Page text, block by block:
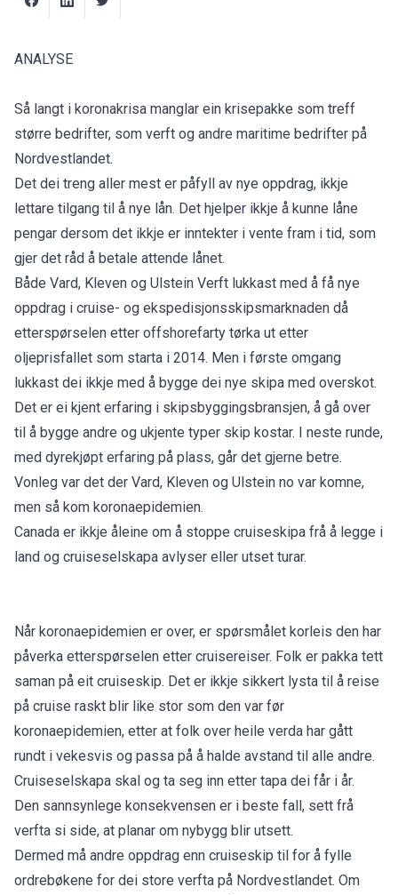
ANALYSE
Så langt i koronakrisa manglar ein krisepakke som treff
større bedrifter, som verft og andre maritime bedrifter på
Nordvestlandet.
Det dei treng aller mest er påfyll av nye oppdrag, ikkje
lettare tilgang til å nye lån. Det hjelper ikkje å kunne låne
pengar dersom det ikkje er inntekter i vente fram i tid, som
gjer det råd å betale attende lånet.
Både Vard, Kleven og Ulstein Verft lukkast med å få nye
oppdrag i cruise- og ekspedisjonsskipsmarknaden då
etterspørselen etter offshorefarty tørka ut etter
oljeprisfallet som starta i 2014. Men i første omgang
lukkast dei ikkje med å bygge dei nye skipa med overskot.
Det er ei kjent erfaring i skipsbyggingsbransjen, å gå over
til å bygge andre og ukjente typer skip kostar. I neste runde,
med dyrekjøpt erfaring på plass, går det gjerne betre.
Vonleg var det der Vard, Kleven og Ulstein no var komne,
men så kom koronaepidemien.
Canada er ikkje åleine om å stoppe cruiseskipa frå å legge i
land og cruiseselskapa avlyser eller utset turar.
Når koronaepidemien er over, er spørsmålet korleis den har
påverka etterspørselen etter cruisereiser. Folk er pakka tett
saman på eit cruiseskip. Det er ikkje sikkert lysta til å reise
på cruise raskt blir like stor som den var før
koronaepidemien, etter at folk over heile verda har gått
rundt i vekesvis og passa på å halde avstand til alle andre.
Cruiseselskapa skal og ta seg inn etter tapa dei får i år.
Den sannsynlege konsekvensen er i beste fall, sett frå
verfta si side, at planar om nybygg blir utsett.
Dermed må andre oppdrag enn cruiseskip til for å fylle
ordrebøkene for dei store verfta på Nordvestlandet. Om